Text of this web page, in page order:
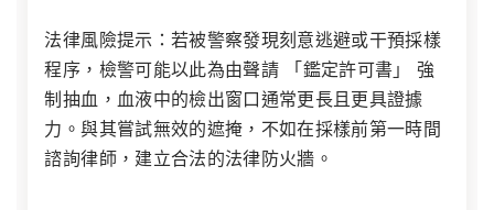
法律風險提示：若被警察發現刻意逃避或干預採樣
程序，檢警可能以此為由聲請 「鑑定許可書」 強
制抽血，血液中的檢出窗口通常更長且更具證據
力。與其嘗試無效的遮掩，不如在採樣前第一時間
諮詢律師，建立合法的法律防火牆。